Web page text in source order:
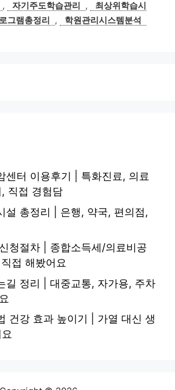
, 자기주도학습관리 ,
최상위학습시
그램총정리 , 학원관리시스템분석
센터 이용후기 | 특화진료, 의료
직접 경험담
설 총정리 | 은행, 약국, 편의점,
청절차 | 종합소득세/의료비공
접 해봤어요
길 정리 | 대중교통, 자가용, 주차
건강 효과 높이기 | 가열 대신 생